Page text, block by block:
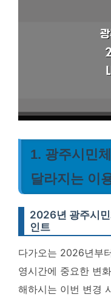
1. 광주시민
달라지는 이
2026년 광주시
인트
다가오는 2026년부
영시간에 중요한 변
해하시는 이번 변경